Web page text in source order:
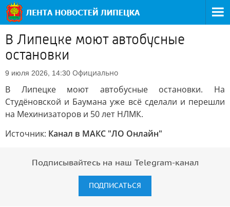
В Липецке моют автобусные
остановки
9 июля 2026, 14:30 Официально
В Липецке моют автобусные остановки. На
Студёновской и Баумана уже всё сделали и перешли
на Мехинизаторов и 50 лет НЛМК.
Источник: Канал в МАКС "ЛО Онлайн"
Подписывайтесь на наш Telegram-канал
ПОДПИСАТЬСЯ